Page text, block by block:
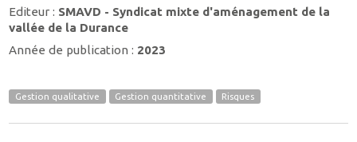
Editeur : SMAVD - Syndicat mixte d'aménagement de la
vallée de la Durance
Année de publication : 2023
Gestion qualitative Gestion quantitative Risques